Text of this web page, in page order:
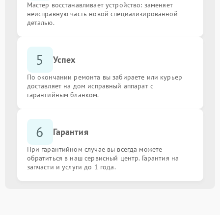
Мастер восстанавливает устройство: заменяет
неисправную часть новой специализированной
деталью.
5 Успех
По окончании ремонта вы забираете или курьер
доставляет на дом исправный аппарат с
гарантийным бланком.
6 Гарантия
При гарантийном случае вы всегда можете
обратиться в наш сервисный центр. Гарантия на
запчасти и услуги до 1 года.